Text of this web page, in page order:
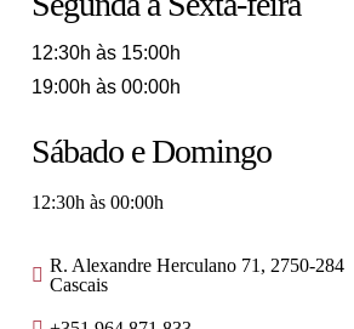
12:30h às 15:00h
19:00h às 00:00h
Sábado e Domingo
12:30h às 00:00h
R. Alexandre Herculano 71, 2750-284
Cascais